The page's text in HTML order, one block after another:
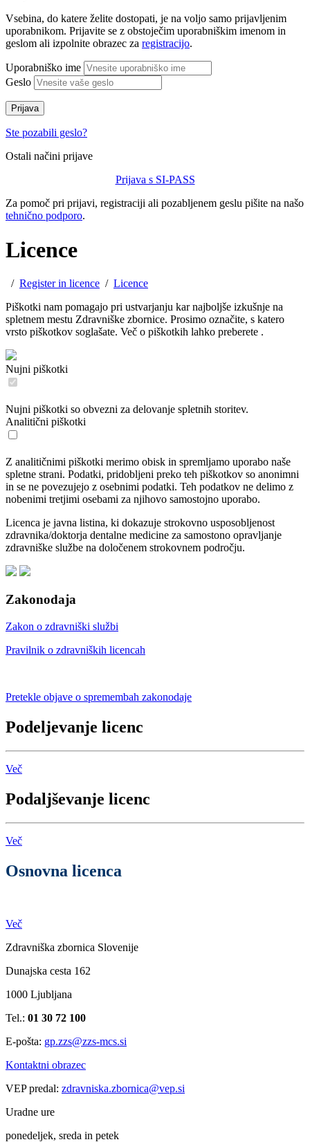
Vsebina, do katere želite dostopati, je na voljo samo prijavljenim
uporabnikom. Prijavite se z obstoječim uporabniškim imenom in
geslom ali izpolnite obrazec za registracijo.
Uporabniško ime
Geslo
Prijava
Ste pozabili geslo?
Ostali načini prijave
Prijava s SI-PASS
Za pomoč pri prijavi, registraciji ali pozabljenem geslu pišite na našo
tehnično podporo.
Licence
/ Register in licence / Licence
Piškotki nam pomagajo pri ustvarjanju kar najboljše izkušnje na
spletnem mestu Zdravniške zbornice. Prosimo označite, s katero
vrsto piškotkov soglašate. Več o piškotkih lahko preberete .
Nujni piškotki
Nujni piškotki so obvezni za delovanje spletnih storitev.
Analitični piškotki
Z analitičnimi piškotki merimo obisk in spremljamo uporabo naše
spletne strani. Podatki, pridobljeni preko teh piškotkov so anonimni
in se ne povezujejo z osebnimi podatki. Teh podatkov ne delimo z
nobenimi tretjimi osebami za njihovo samostojno uporabo.
Licenca je javna listina, ki dokazuje strokovno usposobljenost
zdravnika/doktorja dentalne medicine za samostono opravljanje
zdravniške službe na določenem strokovnem področju.
Zakonodaja
Zakon o zdravniški službi
Pravilnik o zdravniških licencah
Pretekle objave o spremembah zakonodaje
Podeljevanje licenc
Več
Podaljševanje licenc
Več
Osnovna licenca
Več
Zdravniška zbornica Slovenije
Dunajska cesta 162
1000 Ljubljana
Tel.: 01 30 72 100
E-pošta: gp.zzs@zzs-mcs.si
Kontaktni obrazec
VEP predal: zdravniska.zbornica@vep.si
Uradne ure
ponedeljek, sreda in petek